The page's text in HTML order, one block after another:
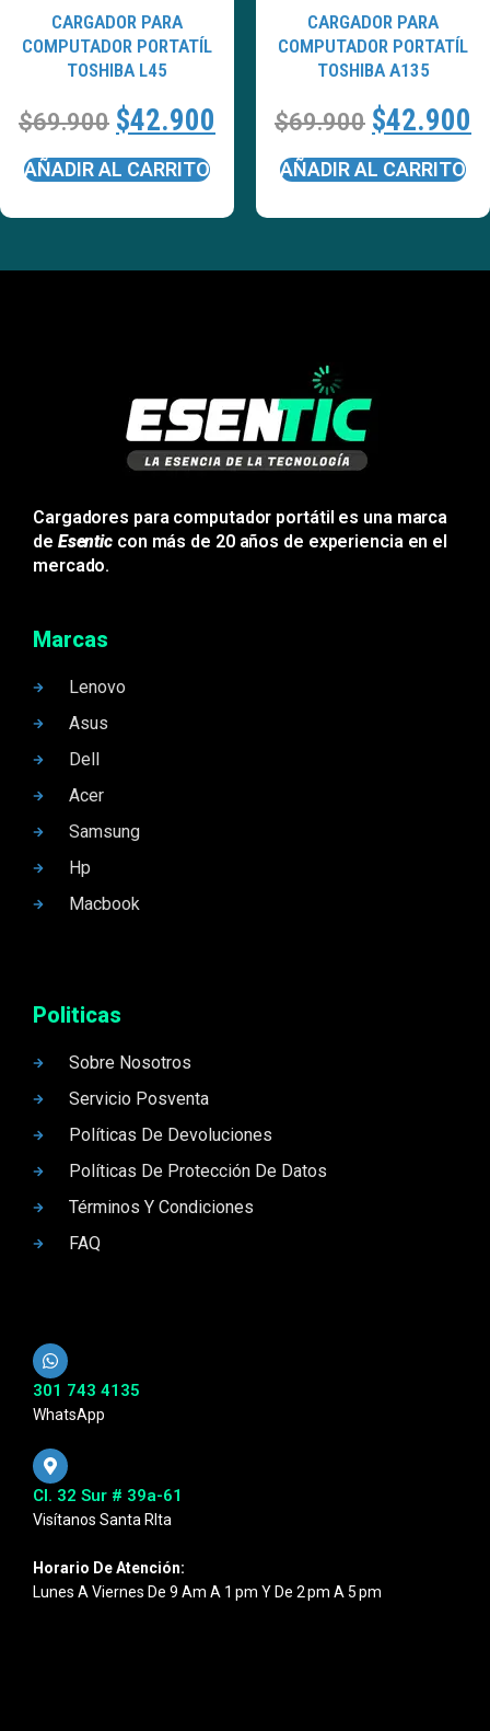
CARGADOR PARA
COMPUTADOR PORTATÍL
TOSHIBA L45
$69.900 $42.900
AÑADIR AL CARRITO
CARGADOR PARA
COMPUTADOR PORTATÍL
TOSHIBA A135
$69.900 $42.900
AÑADIR AL CARRITO
Cargadores para computador portátil es una marca
de Esentic con más de 20 años de experiencia en el
mercado.
Marcas
Lenovo
Asus
Dell
Acer
Samsung
Hp
Macbook
Politicas
Sobre Nosotros
Servicio Posventa
Políticas De Devoluciones
Políticas De Protección De Datos
Términos Y Condiciones
FAQ
301 743 4135
WhatsApp
Cl. 32 Sur # 39a-61
Visítanos Santa RIta
Horario De Atención:
Lunes A Viernes De 9 Am A 1 Pm Y De 2 Pm A 5 Pm